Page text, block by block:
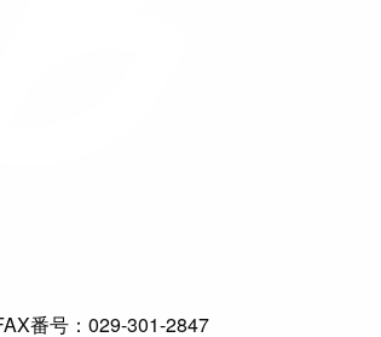
番号：029-301-2847